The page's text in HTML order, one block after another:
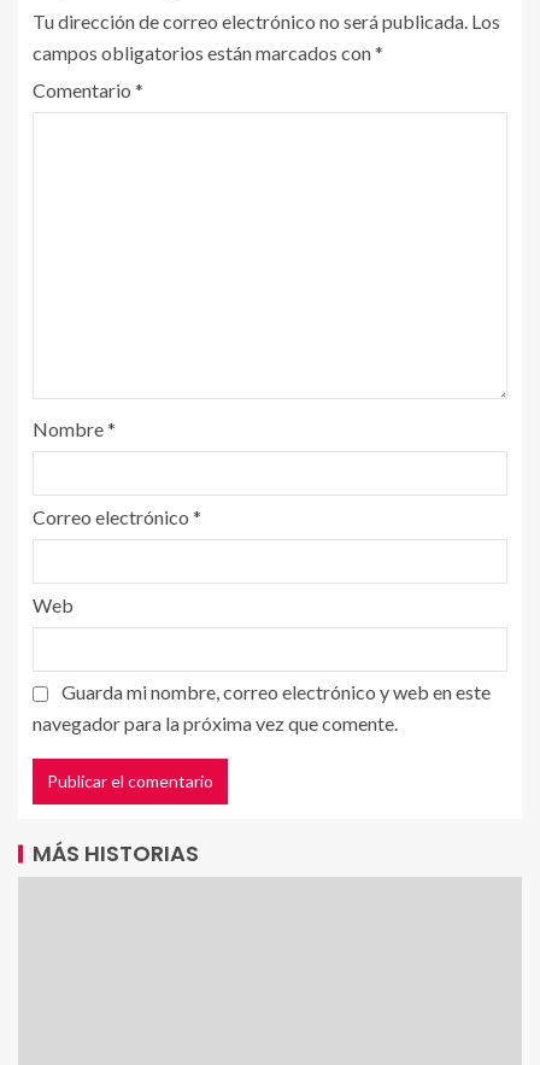
Tu dirección de correo electrónico no será publicada. Los
campos obligatorios están marcados con*
Comentario *
Nombre*
Correo electrónico *
Web
Guarda mi nombre, correo electrónico y web en este
navegador para la próxima vez que comente.
MÁS HISTORIAS